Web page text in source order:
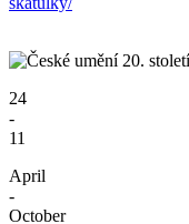
24
-
11
April
-
October